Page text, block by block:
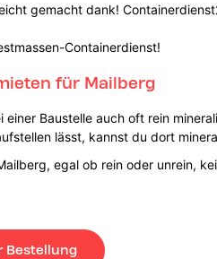
gemacht dank!
Containerdienst!
für Mailberg
Baustelle auch oft rein
lässt, kannst du dort
egal ob rein oder unrein,
Bestellung